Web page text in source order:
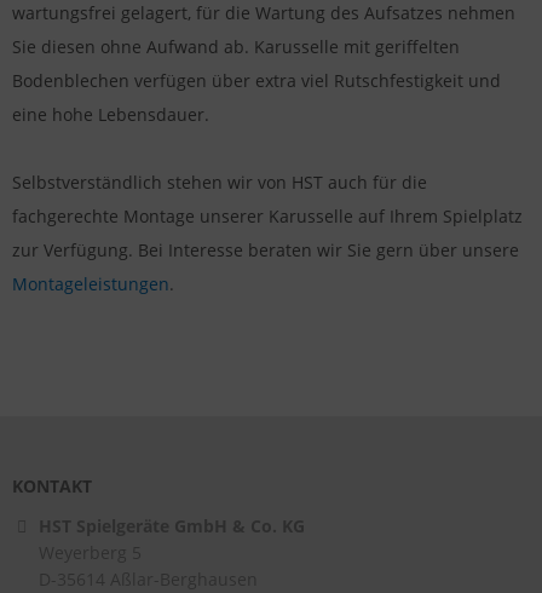
wartungsfrei gelagert, für die Wartung des Aufsatzes nehmen
Sie diesen ohne Aufwand ab. Karusselle mit geriffelten
Bodenblechen verfügen über extra viel Rutschfestigkeit und
eine hohe Lebensdauer.
Selbstverständlich stehen wir von HST auch für die
fachgerechte Montage unserer Karusselle auf Ihrem Spielplatz
zur Verfügung. Bei Interesse beraten wir Sie gern über unsere
Montageleistungen.
KONTAKT
HST Spielgeräte GmbH & Co. KG
Weyerberg 5
D-35614 Aßlar-Berghausen